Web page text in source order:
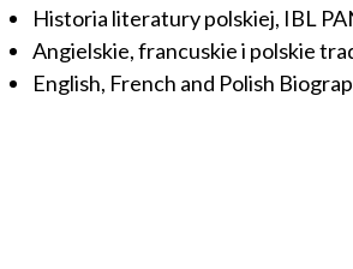
Historia literatury polskiej, IBL
Angielskie, francuskie i polskie
English, French and Polish